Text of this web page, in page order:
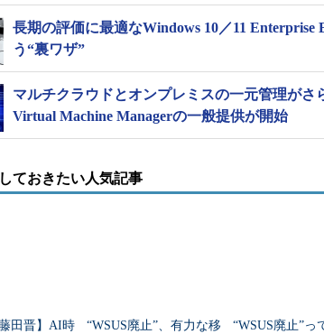
長期の評価に最適なWindows 10／11
う“裏ワザ”
マルチクラウドとオンプレミスの一元管理が
Virtual Machine Managerの一般提供が開始
ておきたい人気記事
田晋】AI時
“WSUS廃止”、有力な移
“WSUS廃止”っ